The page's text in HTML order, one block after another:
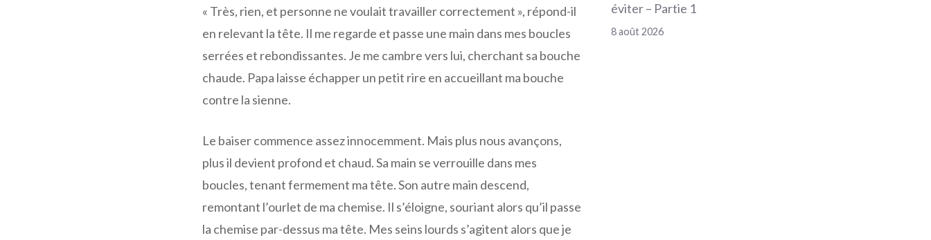
« Très, rien, et personne ne voulait travailler correctement », répond-il
en relevant la tête. Il me regarde et passe une main dans mes boucles
serrées et rebondissantes. Je me cambre vers lui, cherchant sa bouche
chaude. Papa laisse échapper un petit rire en accueillant ma bouche
contre la sienne.
Le baiser commence assez innocemment. Mais plus nous avançons,
plus il devient profond et chaud. Sa main se verrouille dans mes
boucles, tenant fermement ma tête. Son autre main descend,
remontant l’ourlet de ma chemise. Il s’éloigne, souriant alors qu’il passe
la chemise par-dessus ma tête. Mes seins lourds s’agitent alors que je
éviter – Partie 1
8 août 2026